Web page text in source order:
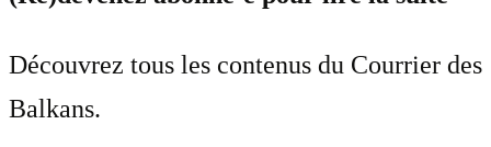
Découvrez tous les contenus du Courrier des
Balkans.